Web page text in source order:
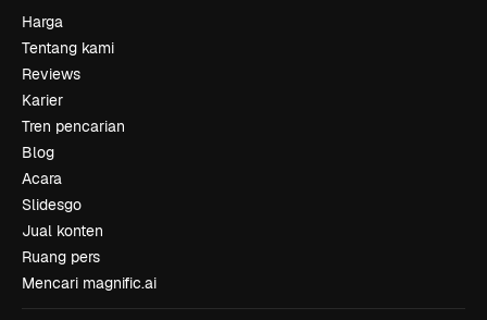
Harga
Tentang kami
Reviews
Karier
Tren pencarian
Blog
Acara
Slidesgo
Jual konten
Ruang pers
Mencari magnific.ai